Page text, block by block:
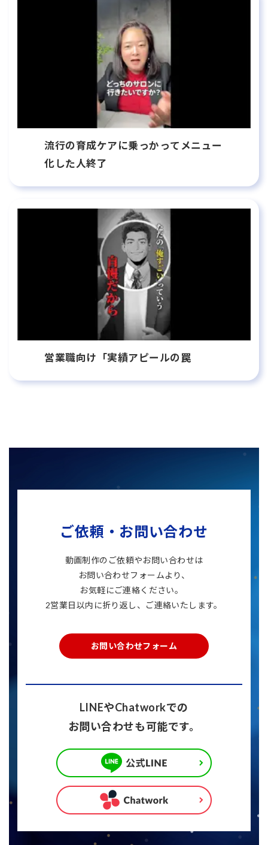
流行の育成ケアに乗っかってメニュー
化した人終了
営業職向け「実績アピールの罠
ご依頼・お問い合わせ
動画制作のご依頼やお問い合わせは
お問い合わせフォームより、
お気軽にご連絡ください。
2営業日以内に折り返し、ご連絡いたします。
お問い合わせフォーム
LINEやChatworkでの
お問い合わせも可能です。